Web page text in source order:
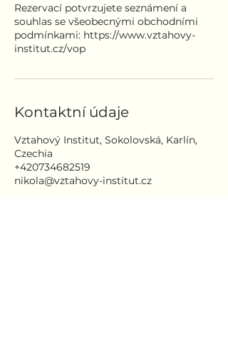
Rezervací potvrzujete seznámení a
souhlas se všeobecnými obchodními
podmínkami: https://www.vztahovy-
institut.cz/vop
Kontaktní údaje
Vztahový Institut, Sokolovská, Karlín,
Czechia
+420734682519
nikola@vztahovy-institut.cz